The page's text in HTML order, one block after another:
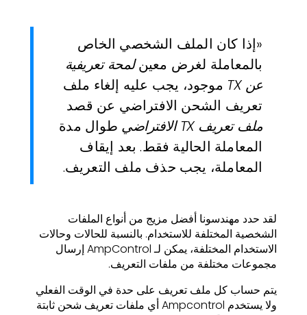
«إذا كان الملف الشخصي الخاص
بالمعاملة لغرض معينلمحة تعريفية
عن TX
موجود، يجب عليه إلغاء ملف
تعريف الشحن الافتراضي عن قصد
ملف تعريف TX الافتراضي
طوال مدة
المعاملة الحالية فقط. بعد إيقاف
المعاملة، يجب حذف ملف التعريف.
لقد حدد مهندسونا أفضل مزيج من أنواع الملفات
الشخصية المختلفة للاستخدام. بالنسبة للحالات وحالات
الاستخدام المختلفة، يمكن لـ AmpControl إرسال
مجموعات مختلفة من ملفات التعريف.
يتم حساب كل ملف تعريف على حدة في الوقت الفعلي
ولا يستخدم Ampcontrol أي ملفات تعريف شحن ثابتة